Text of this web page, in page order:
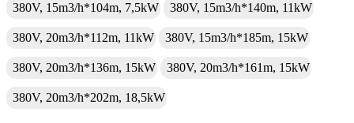
380V, 15m3/h*104m, 7,5kW 380V, 15m3/h*140m, 11kW
380V, 20m3/h*112m, 11kW 380V, 15m3/h*185m, 15kW
380V, 20m3/h*136m, 15kW 380V, 20m3/h*161m, 15kW
380V, 20m3/h*202m, 18,5kW